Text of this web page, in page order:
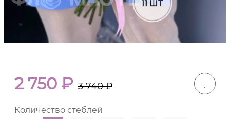
2 750 ₽ 3 740₽
Количество стеблей